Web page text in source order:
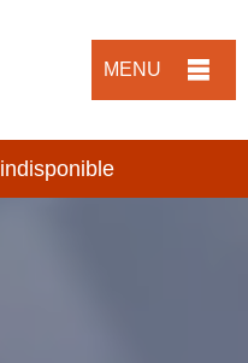
MENU
indisponible